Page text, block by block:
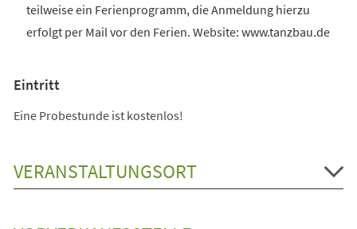
teilweise ein Ferienprogramm, die Anmeldung hierzu
erfolgt per Mail vor den Ferien. Website: www.tanzbau.de
Eintritt
Eine Probestunde ist kostenlos!
VERANSTALTUNGSORT